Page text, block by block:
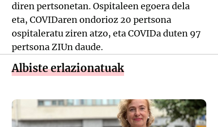
diren pertsonetan. Ospitaleen egoera dela
eta, COVIDaren ondorioz 20 pertsona
ospitaleratu ziren atzo, eta COVIDa duten 97
pertsona ZIUn daude.
Albiste erlazionatuak